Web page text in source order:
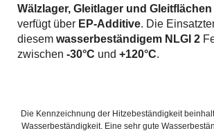
Wälzlager, Gleitlager und Gleitflächen
verfügt über EP-Additive. Die
diesem wasserbeständigem NLGI 2
zwischen -30°C und +120°C.
Die Kennzeichnung der Hitzebeständigkeit
Wasserbeständigkeit. Eine sehr gute